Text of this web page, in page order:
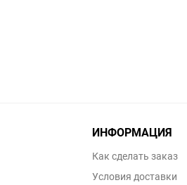
ИНФОРМАЦИЯ
Как сделать заказ
Условия доставки